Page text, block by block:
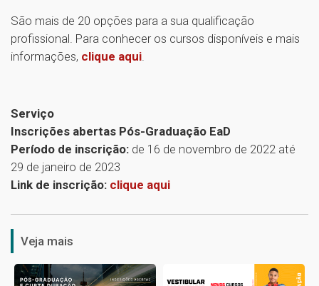
São mais de 20 opções para a sua qualificação
profissional. Para conhecer os cursos disponíveis e mais
informações, clique aqui
Serviço
Inscrições abertas Pós-Graduação EaD
Período de inscrição: de 16 de novembro de 2022 até
29 de janeiro de 2023
Link de inscrição: clique aqui
1
Veja mais